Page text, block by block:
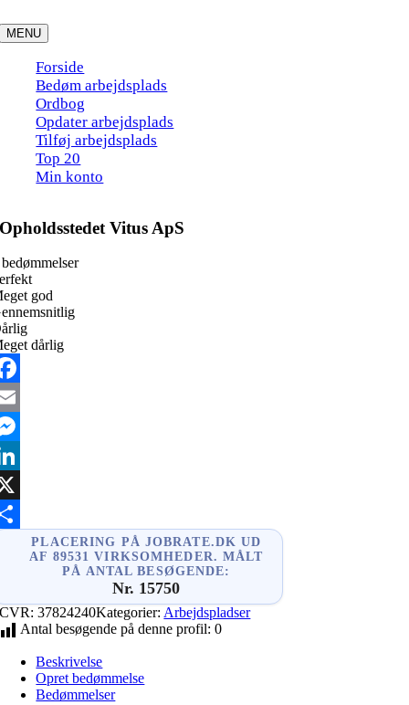
to
content
MENU
Forside
Bedøm arbejdsplads
Ordbog
Opdater arbejdsplads
Tilføj arbejdsplads
Top 20
Min konto
Opholdsstedet Vitus ApS
god
dårlig
PLACERING PÅ JOBRATE.DK UD
AF 89531 VIRKSOMHEDER. MÅLT
PÅ ANTAL BESØGENDE:
Nr. 15750
CVR:37824240Kategorier: Arbejdspladser
Antal besøgende på denne profil: 0
Beskrivelse
Opret bedømmelse
Bedømmelser